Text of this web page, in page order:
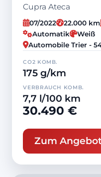
Cupra Ateca
07/2022 22.000 km
Automatik
Weiß
Automobile Trier -
CO2 KOMB.
175 g/km
VERBRAUCH KOMB.
7,7 l/100 km
30.490 €
Zum